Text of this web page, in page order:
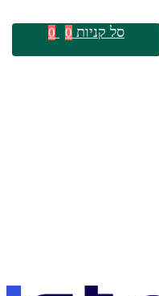
סל קניות 0
0